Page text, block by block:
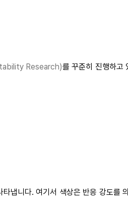
Research)를 꾸준히 진행하고
냅니다. 여기서 색상은 반응 강도를